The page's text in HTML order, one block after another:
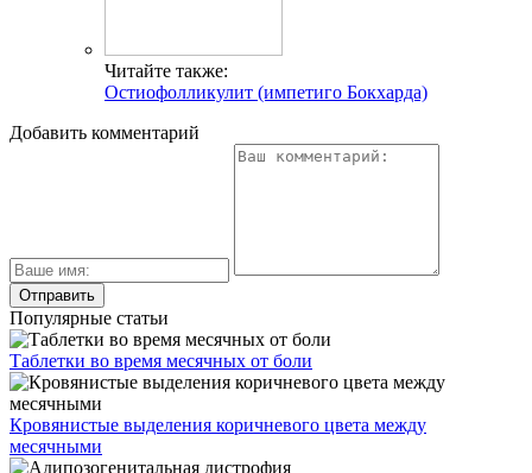
Читайте также:
Остиофолликулит (импетиго Бокхарда)
Добавить комментарий
Популярные статьи
Таблетки во время месячных от боли
Кровянистые выделения коричневого цвета между
месячными